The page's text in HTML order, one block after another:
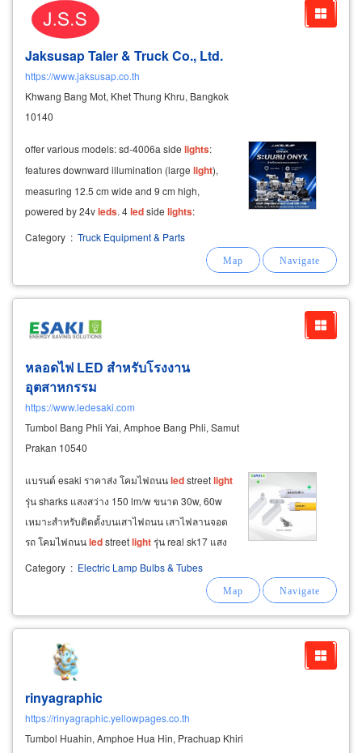
Jaksusap Taler & Truck Co., Ltd.
https://www.jaksusap.co.th
Khwang Bang Mot, Khet Thung Khru, Bangkok
10140
offer various models: sd-4006a side lights:
features downward illumination (large light),
measuring 12.5 cm wide and 9 cm high,
powered by 24vleds. 4ledside lights:
operates from 10-30v, measuring 4.5 x 9 cm,
Category : Truck Equipment & Parts
หลอดไฟ LED สำหรับโรงงาน
อุตสาหกรรม
https://www.ledesaki.com
Tumbol Bang Phli Yai, Amphoe Bang Phli, Samut
Prakan 10540
แบรนด์ esaki ราคาส่ง โคมไฟถนนledstreetlight
รุ่น sharks แสงสว่าง 150 lm/w ขนาด 30w, 60w
เหมาะสำหรับติดตั้งบนเสาไฟถนน เสาไฟลานจอด
รถ โคมไฟถนนledstreetlight รุ่น real sk17 แสง
สว่าง 120 lm/w ขนาด 90w, 120w, 150w เหมาะ
สำหรับติดตั้งบนเสาไฟถนน เสาไฟลานจอดรถ มี
อุปกรณ์เสริม โฟโต้เซลและอุปกรณ์เสิร์จกันฟ้าผ่า
Category : Electric Lamp Bulbs & Tubes
rinyagraphic
https://rinyagraphic.yellowpages.co.th
Tumbol Huahin, Amphoe Hua Hin, Prachuap Khiri